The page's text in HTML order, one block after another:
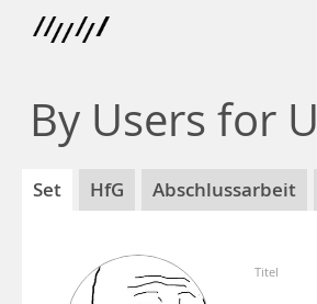
By Users for
Set HfG Abschlussarbeit
Titel